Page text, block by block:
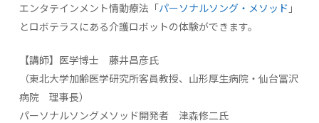
エンタテインメント情動療法「パーソナルソ ング・メソッド 」
とロボテラスにある介護ロボットの体験ができます。
【講師】医学博士 藤井昌彦氏
（東北大学加齢医学研究所客員教授、山形厚生病院・仙台冨沢
病院 理事長）
パーソナルソングメソッド開発者 津森修二氏